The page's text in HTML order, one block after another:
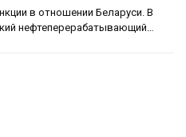
в отношении Беларуси. В
нефтеперерабатывающий…